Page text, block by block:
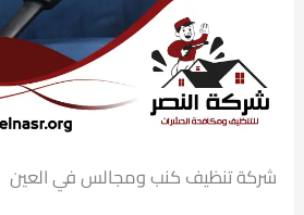
شركة تنظيف كنب ومجالس في العين